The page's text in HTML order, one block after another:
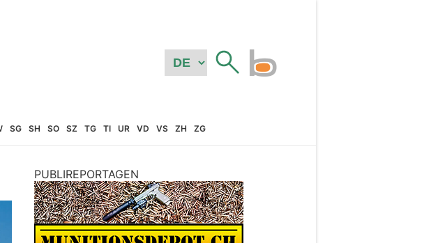
SG SH SO SZ TG TI UR VD VS ZH ZG
PUBLIREPORTAGEN